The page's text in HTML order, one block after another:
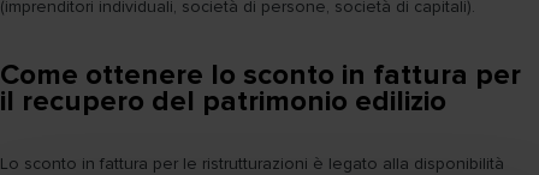
(imprenditori individuali, società di persone, società di capitali).
Come ottenere lo sconto in fattura per
il recupero del patrimonio edilizio
Lo sconto in fattura per le ristrutturazioni è legato alla disponibilità